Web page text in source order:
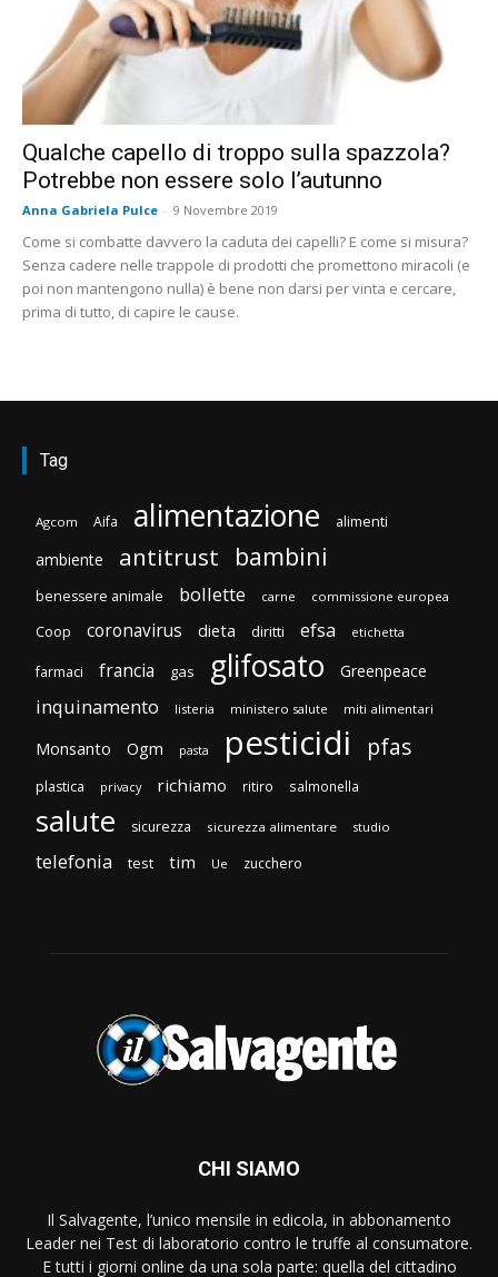
Qualche capello di troppo sulla spazzola?
Potrebbe non essere solo l’autunno
Anna Gabriela Pulce - 9 Novembre 2019
Come si combatte davvero la caduta dei capelli? E come si misura?
Senza cadere nelle trappole di prodotti che promettono miracoli (e
poi non mantengono nulla) è bene non darsi per vinta e cercare,
prima di tutto, di capire le cause.
Tag
Agcom Aifa alimentazione alimenti
ambiente antitrust bambini
benessere animale bollette carne commissione europea
Coop coronavirus dieta diritti efsa etichetta
farmaci francia gas glifosato Greenpeace
inquinamento listeria ministero salute miti alimentari
Monsanto Ogm pasta pesticidi pfas
plastica privacy richiamo ritiro salmonella
salute sicurezza sicurezza alimentare studio
telefonia test tim Ue zucchero
CHI SIAMO
Il Salvagente, l’unico mensile in edicola, in abbonamento
Leader nei Test di laboratorio contro le truffe al consumatore.
E tutti i giorni online da una sola parte: quella del cittadino